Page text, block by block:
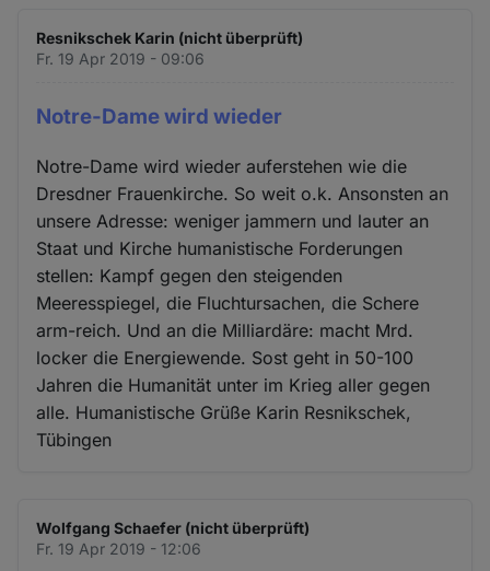
Resnikschek Karin (nicht überprüft)
Fr. 19 Apr 2019 - 09:06
Notre-Dame wird wieder
Notre-Dame wird wieder auferstehen wie die
Dresdner Frauenkirche. So weit o.k. Ansonsten an
unsere Adresse: weniger jammern und lauter an
Staat und Kirche humanistische Forderungen
stellen: Kampf gegen den steigenden
Meeresspiegel, die Fluchtursachen, die Schere
arm-reich. Und an die Milliardäre: macht Mrd.
locker die Energiewende. Sost geht in 50-100
Jahren die Humanität unter im Krieg aller gegen
alle. Humanistische Grüße Karin Resnikschek,
Tübingen
Wolfgang Schaefer (nicht überprüft)
Fr. 19 Apr 2019 - 12:06